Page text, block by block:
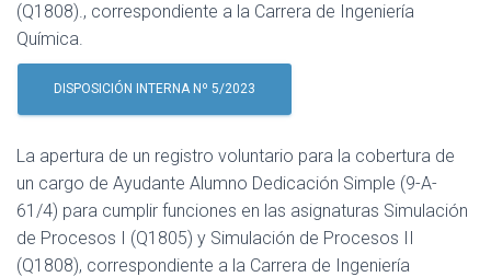
(Q1808)., correspondiente a la Carrera de Ingeniería
Química.
DISPOSICIÓN INTERNA Nº 5/2023
La apertura de un registro voluntario para la cobertura de
un cargo de Ayudante Alumno Dedicación Simple (9-A-
61/4) para cumplir funciones en las asignaturas Simulación
de Procesos I (Q1805) y Simulación de Procesos II
(Q1808), correspondiente a la Carrera de Ingeniería